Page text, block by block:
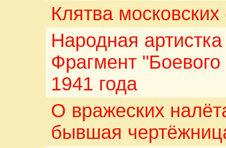
Клятва
Народная
Фрагмент
1941 года
О вражеских
бывшая